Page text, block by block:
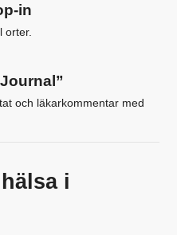
in
orter.
och läkarkommentar med
i